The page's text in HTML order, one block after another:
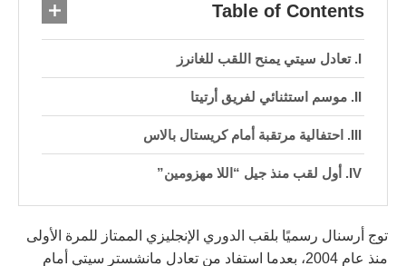
Table of Contents
تعادل سيتي يمنح اللقب للغانرز
موسم استثنائي لفريق أرتيتا
احتفالية مرتقبة أمام كريستال بالاس
أول لقب منذ جيل “اللا مهزومين”
توج أرسنال رسميًا بلقب الدوري الإنجليزي الممتاز للمرة الأولى
منذ عام 2004، بعدما استفاد من تعادل مانشستر سيتي أمام